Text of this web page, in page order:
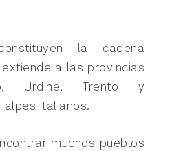
la cadena
a las provincias
Urdine, Trento y
alpes italianos.
muchos pueblos